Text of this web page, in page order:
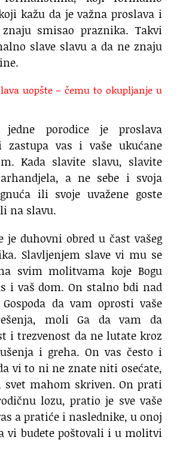
kažu da je važna proslava i
smisao praznika. Takvi
slave slavu a da ne znaju
uopšte – čemu to okupljanje u
porodice je proslava
zastupa vas i vaše ukućane
Kada slavite slavu, slavite
a ne sebe i svoja
ili svoje uvažene goste
na slavu.
je duhovni obred u čast vašeg
Slavljenjem slave vi mu se
svim molitvama koje Bogu
i vaš dom. On stalno bdi nad
da vam oprosti vaše
moli Ga da vam da
i trezvenost da ne lutate kroz
i greha. On vas često i
vi to ni ne znate niti osećate,
svet mahom skriven. On prati
lozu, pratio je sve vaše
a pratiće i naslednike, u onoj
vi budete poštovali i u molitvi